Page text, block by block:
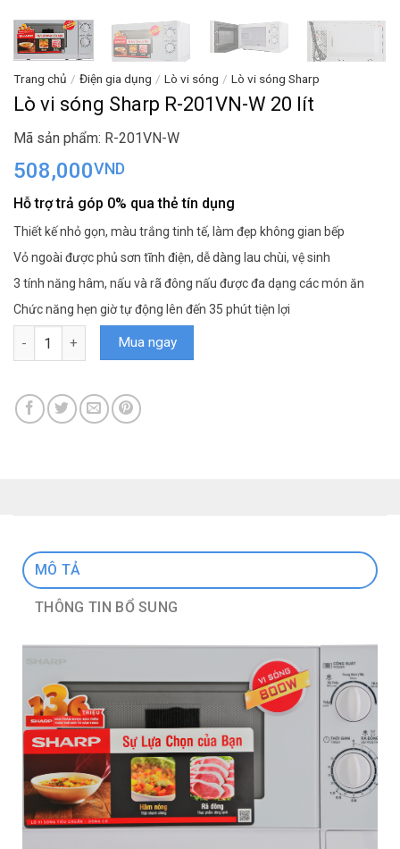
Trang chủ / Điện gia dụng / Lò vi sóng / Lò vi sóng Sharp
Lò vi sóng Sharp R-201VN-W 20 lít
Mã sản phẩm: R-201VN-W
508,000VND
Hỗ trợ trả góp 0% qua thẻ tín dụng
Thiết kế nhỏ gọn, màu trắng tinh tế, làm đẹp không gian bếp
Vỏ ngoài được phủ sơn tĩnh điện, dễ dàng lau chùi, vệ sinh
3 tính năng hâm, nấu và rã đông nấu được đa dạng các món ăn
Chức năng hẹn giờ tự động lên đến 35 phút tiện lợi
Lò vi sóng Sharp R-201VN-W 20 lít số lượng
Mua ngay
MÔ TẢ
THÔNG TIN BỔ SUNG